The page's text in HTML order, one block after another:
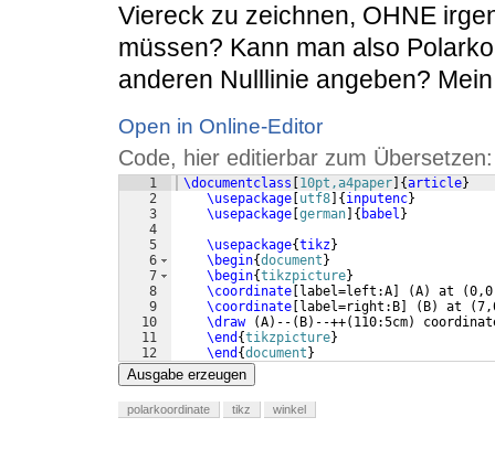
Viereck zu zeichnen, OHNE
müssen? Kann man also
anderen Nulllinie angeben?
Open in Online-Editor
Code, hier editierbar zum Übersetzen:
1
2
3
4
5
6
7
8
9
10
11
12
\documentclass 10pt,a4paper {article}
\usepackage utf8 { inputenc}
\usepackage german { babel }
\usepackage{tikz}
\begin{document }
\begin{tikzpicture}
\coordinate
label=left:A (A) at (0,0
\coordinate
label=right:B ( B) at (
\draw
(A) -- ( B) --++( 110:5cm)
\end {tikzpicture}
\end {document }
Ausgabe erzeugen
polarkoordinate tikz winkel